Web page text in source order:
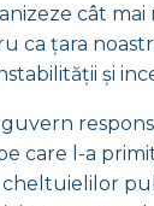
cât
ca țara
și
care l-a